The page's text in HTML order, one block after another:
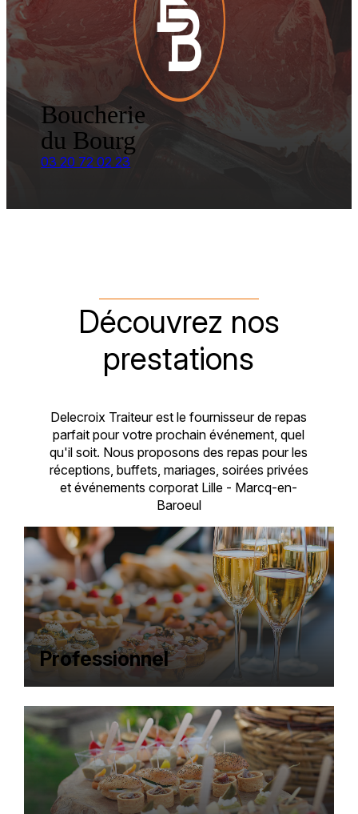
Boucherie
du Bourg
03 20 72 02 23
Découvrez nos
prestations
Delecroix Traiteur est le fournisseur de repas
parfait pour votre prochain événement, quel
qu'il soit. Nous proposons des repas pour les
réceptions, buffets, mariages, soirées privées
et événements corporat Lille - Marcq-en-
Baroeul
Professionnel